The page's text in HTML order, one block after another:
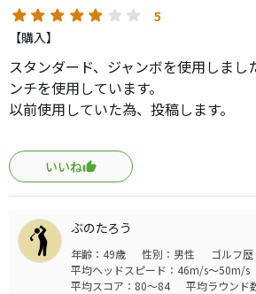
5
【購入】
スタンダード、ジャンボを使用しまし
ンチを使用しています。
以前使用していた為、投稿します。
グリップが柔らかくフィット感は1番
グリップ力に関しては手がドライな
すが、手汗や雨などで濡れた途端に滑
スタンダードは細すぎて振り抜くと
ップが軽い分ヘッドが効いて飛距離が
ジャンボは太すぎて、違和感が凄く、
てしまう為、飛距離は落ちますが、方
いいね
ぶのたろう
年齢：49歳 性別：男性
ゴルフ
平均ヘッドスピード：46m/s～50m/s
平均スコア：80～84
平均ラウンド